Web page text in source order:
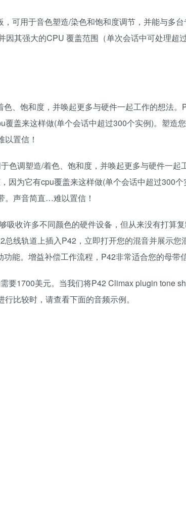
可用于音色塑造/染色和饱和度调节，并能与多
其强大的CPU 覆盖范围（单次会话中可处理超
、饱和度，并唤起更多与硬件一起工作的想法
盖来这样做(单个会话中超过300个实例)。塑造
置信！
色调塑造/着色、饱和度，并唤起更多与硬件一起
因为它有cpu覆盖来这样做(单个会话中超过300
。声音简直…难以置信！
吸收许多不同颜色的硬件设备，但从来没有打算
线轨道上插入P42，立即打开您的混音并展示您
能。增益补偿工作流程，P42非常适合您的母带信
1700美元。当我们将P42 Climax plugin tone
比较时，请查看下面的音频示例。